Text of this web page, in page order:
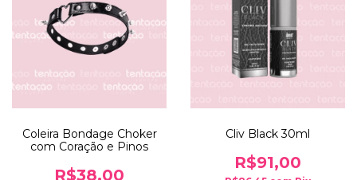
Coleira Bondage Choker
com Coração e Pinos
R$38,00
Cliv Black 30ml
R$91,00